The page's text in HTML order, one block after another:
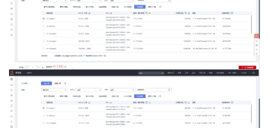
程
认
的
我
支
声